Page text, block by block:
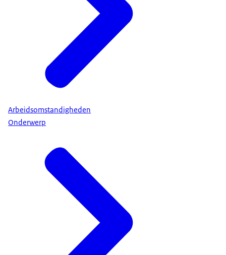
Arbeidsomstandigheden
Onderwerp